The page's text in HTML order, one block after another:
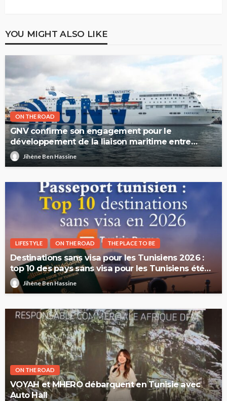
YOU MIGHT ALSO LIKE
ON THE ROAD
GNV confirme son engagement pour le
développement de la liaison maritime entre
l’Italie et la Tunisie
Jihène Ben Hassine
LIFESTYLE ON THE ROAD THE PLACE TO BE
Destinations sans visa pour les Tunisiens 2026 :
top 10 des pays sans visa pour les Tunisiens été
2026Jihène Ben Hassine
ON THE ROAD
VOYAH et MHERO débarquent en Tunisie avec
Auto Hall